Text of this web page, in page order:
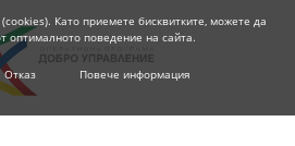
Като приемете бисквитките, можете да
оптималното поведение на сайта.
Отказ Повече информация